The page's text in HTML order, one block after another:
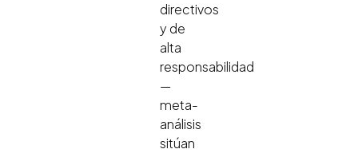
directivos
y de
alta
responsabilidad
—
meta-
análisis
sitúan